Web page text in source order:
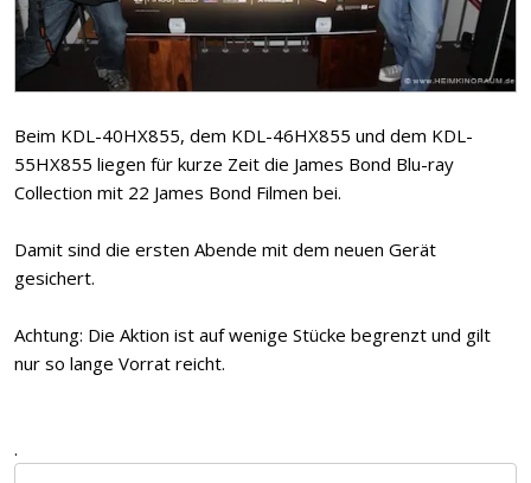
Beim KDL-40HX855, dem KDL-46HX855 und dem KDL-
55HX855 liegen für kurze Zeit die James Bond Blu-ray
Collection mit 22 James Bond Filmen bei.
Damit sind die ersten Abende mit dem neuen Gerät
gesichert.
Achtung: Die Aktion ist auf wenige Stücke begrenzt und gilt
nur so lange Vorrat reicht.
.